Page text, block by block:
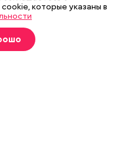
поддержке Департамента
и рекламы города Москвы.
технологии
информации
которые указаны в